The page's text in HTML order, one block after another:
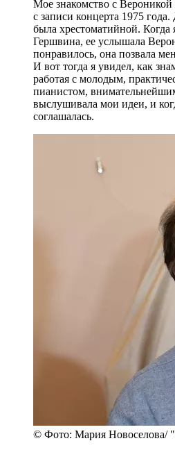
Мое знакомство с Вероникой
с записи концерта 1975 года.
была хрестоматийной. Когда
Гершвина, ее услышала
понравилось, она позвала
И вот тогда я увидел, как
работая с молодым,
пианистом,
выслушивала мои идеи, и
соглашалась.
© Фото: Мария Новоселова/